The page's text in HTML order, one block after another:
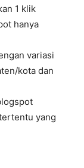
1 klik
hanya
variasi
kota dan
yang